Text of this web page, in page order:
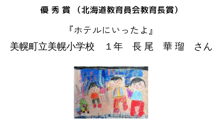
優 秀 賞 （北海道教育員会教育長賞）
『ホテルにいったよ』
美幌町立美幌小学校 １年 長 尾 華 瑠 さん